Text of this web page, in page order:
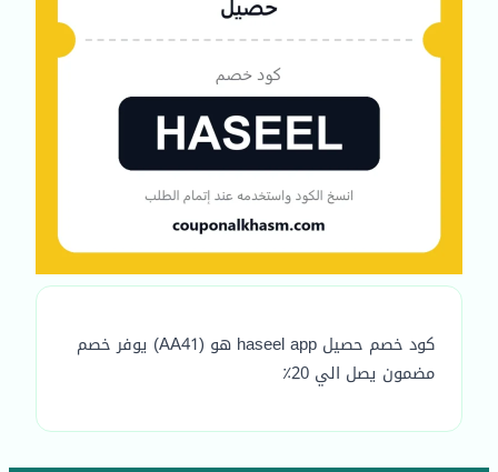
كود خصم حصيل haseel app هو (AA41) يوفر خصم
مضمون يصل الي 20٪